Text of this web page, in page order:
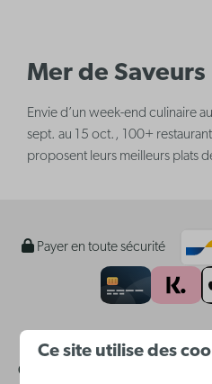
Mer de Saveurs
Envie d’un week-end culinaire
sept. au 15 oct., 100+
proposent leurs meilleurs plats
Payer en toute sécurité
Questions
Ce site utilise des